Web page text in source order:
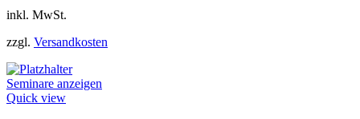
inkl. MwSt.
zzgl. Versandkosten
Seminare anzeigen
Quick view